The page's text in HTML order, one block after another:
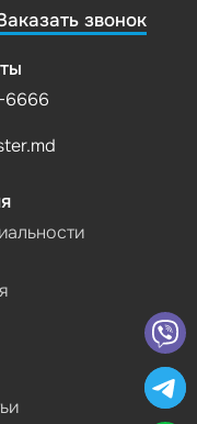
звонок
6666